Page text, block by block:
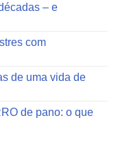
– e
com
de uma vida de
de pano: o que